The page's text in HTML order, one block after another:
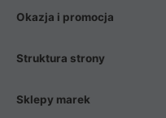
Okazja i promocja
Struktura strony
Sklepy marek